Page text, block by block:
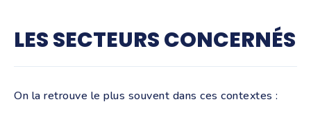
LES SECTEURS CONCERNÉS
On la retrouve le plus souvent dans ces contextes :